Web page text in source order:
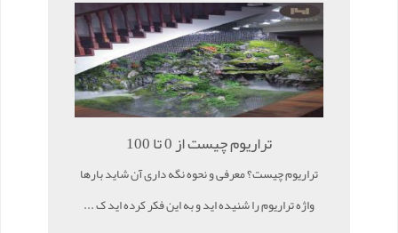
تراریوم چیست از 0 تا 100
تراریوم چیست؟ معرفی و نحوه نگه داری آن شاید بارها
واژه تراریوم را شنیده اید و به این فکر کرده اید ک ...